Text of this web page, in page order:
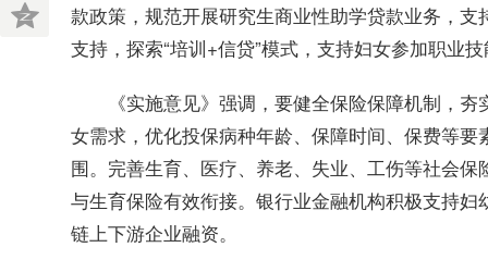
款政策，规范开展研究生商业性助学贷款业务，
支持，探索“培训+信贷”模式，支持妇女参加职业
《实施意见》强调，要健全保险保障机制，夯
女需求，优化投保病种年龄、保障时间、保费等
围。完善生育、医疗、养老、失业、工伤等社会
与生育保险有效衔接。银行业金融机构积极支持
链上下游企业融资。